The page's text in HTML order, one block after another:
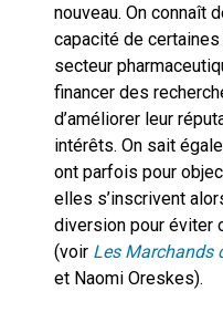
nouveau. On connaît
capacité de
secteur
financer des
d’améliorer leur
intérêts. On sait
ont parfois pour
elles s’inscrivent
diversion pour éviter
(voir Les Marchands
et Naomi Oreskes).